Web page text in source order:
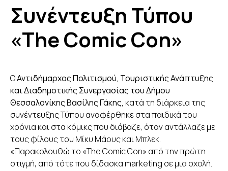
Συνέντευξη Τύπου
«The Comic Con»
ΟΑντιδήμαρχος Πολιτισμού, Τουριστικής Ανάπτυξης
και Διαδημοτικής Συνεργασίας του Δήμου
Θεσσαλονίκης Βασίλης Γάκης, κατά τη διάρκεια της
συνέντευξης Τύπου αναφέρθηκε στα παιδικά του
χρόνια και στα κόμικς που διάβαζε, όταν αντάλλαζε με
τους φίλους του Μίκυ Μάους και Μπλεκ.
«Παρακολουθώ το «The Comic Con» από την πρώτη
στιγμή, από τότε που δίδασκα marketing σε μια σχολή.